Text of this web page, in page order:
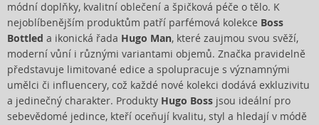
módní doplňky, kvalitní oblečení a špičková péče o tělo. K
nejoblíbenějším produktům patří parfémová kolekce Boss
Bottled a ikonická řada Hugo Man, které zaujmou svou svěží,
moderní vůní i různými variantami objemů. Značka pravidelně
představuje limitované edice a spolupracuje s významnými
umělci či influencery, což každé nové kolekci dodává exkluzivitu
a jedinečný charakter. Produkty Hugo Boss jsou ideální pro
sebevědomé jedince, kteří oceňují kvalitu, styl a hledají v módě